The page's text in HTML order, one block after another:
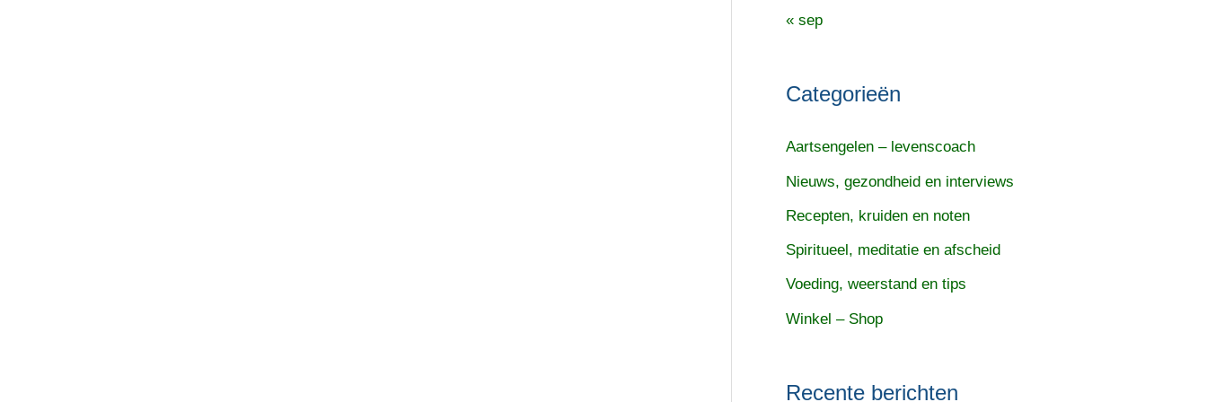
« sep
Categorieën
Aartsengelen – levenscoach
Nieuws, gezondheid en interviews
Recepten, kruiden en noten
Spiritueel, meditatie en afscheid
Voeding, weerstand en tips
Winkel – Shop
Recente berichten